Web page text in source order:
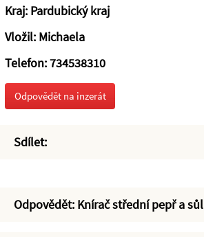
Kraj: Pardubický kraj
Vložil: Michaela
Telefon: 734538310
Odpovědět na inzerát
Sdílet:
Odpovědět: Knírač střední pepř a sůl